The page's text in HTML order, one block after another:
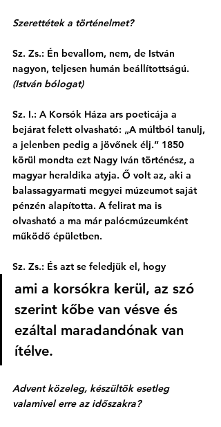
Szerettétek a történelmet?
Sz. Zs.: Én bevallom, nem, de István
nagyon, teljesen humán beállítottságú.
(István bólogat)
Sz. I.: A Korsók Háza ars poeticája a
bejárat felett olvasható: „A múltból tanulj,
a jelenben pedig a jövőnek élj.” 1850
körül mondta ezt Nagy Iván történész, a
magyar heraldika atyja. Ő volt az, aki a
balassagyarmati megyei múzeumot saját
pénzén alapította. A felirat ma is
olvasható a ma már palócmúzeumként
működő épületben.
Sz. Zs.: És azt se feledjük el, hogy
ami a korsókra kerül, az szó
szerint kőbe van vésve és
ezáltal maradandónak van
ítélve.
Advent közeleg, készültök esetleg
valamivel erre az időszakra?